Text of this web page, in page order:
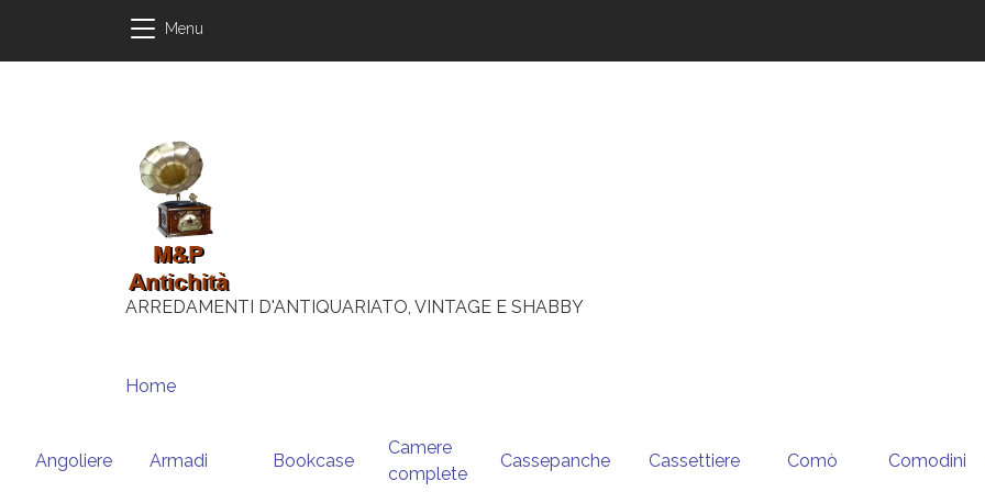
Menu
ARREDAMENTI D'ANTIQUARIATO, VINTAGE E SHABBY
Briciole di pane
Home
Angoliere Armadi Bookcase
Camere
complete
Cassepanche Cassettiere Comò Comodini